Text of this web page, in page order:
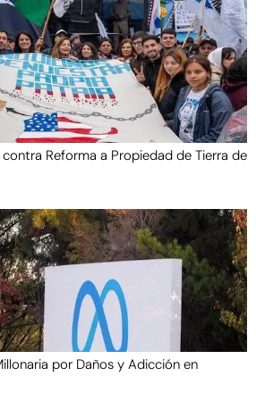
Reforma a Propiedad de Tierra de
por Daños y Adicción en